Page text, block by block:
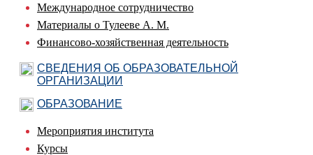
Международное сотрудничество
Материалы о Тулееве А. М.
Финансово-хозяйственная деятельность
СВЕДЕНИЯ ОБ ОБРАЗОВАТЕЛЬНОЙ
ОРГАНИЗАЦИИ
ОБРАЗОВАНИЕ
Мероприятия института
Курсы